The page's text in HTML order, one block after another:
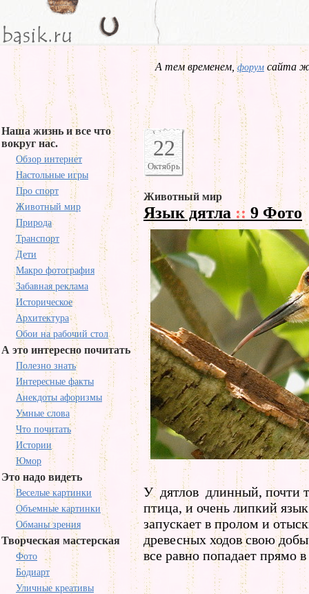
А тем временем,форум сайта
Наша жизнь и все что
вокруг нас.
Обзор интернет
Настольные игры
Про спорт
Животный мир
Природа
Транспорт
Дети
Макро фотография
Забавная реклама
Историческое
Архитектура
Обои на рабочий стол
А это интересно почитать
Полезно знать
Интересные факты
Анекдоты афоризмы
Умные слова
Что почитать
Истории
Юмор
Это надо видеть
Веселые картинки
Объемные картинки
Обманы зрения
Творческая мастерская
Фото
Бодиарт
Уличные креативы
22
Октябрь
Животный мир
Язык дятла :: 9 Фото
У дятлов длинный, почти
птица, и очень липкий
запускает в пролом и
древесных ходов свою
все равно попадает прямо